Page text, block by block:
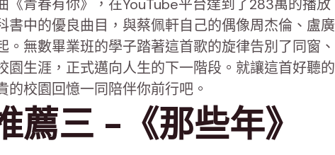
《青春有你》，在YouTube平台達到了283萬的播放
書中的優良曲目，與蔡佩軒自己的偶像周杰倫、盧廣
。無數畢業班的學子踏著這首歌的旋律告別了同窗、
園生涯，正式邁向人生的下一階段。就讓這首好聽的
的校園回憶一同陪伴你前行吧。
薦三 -《那些年》